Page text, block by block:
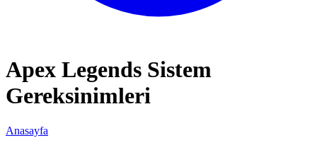
Apex Legends Sistem
Gereksinimleri
Anasayfa